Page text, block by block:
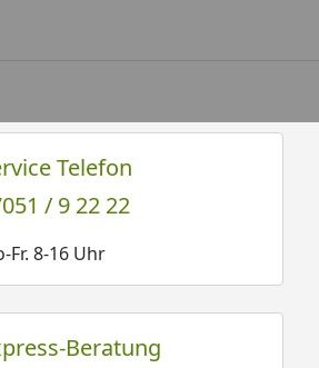
Telefon
/ 9 22 22
Fr. 8-16 Uhr
Beratung